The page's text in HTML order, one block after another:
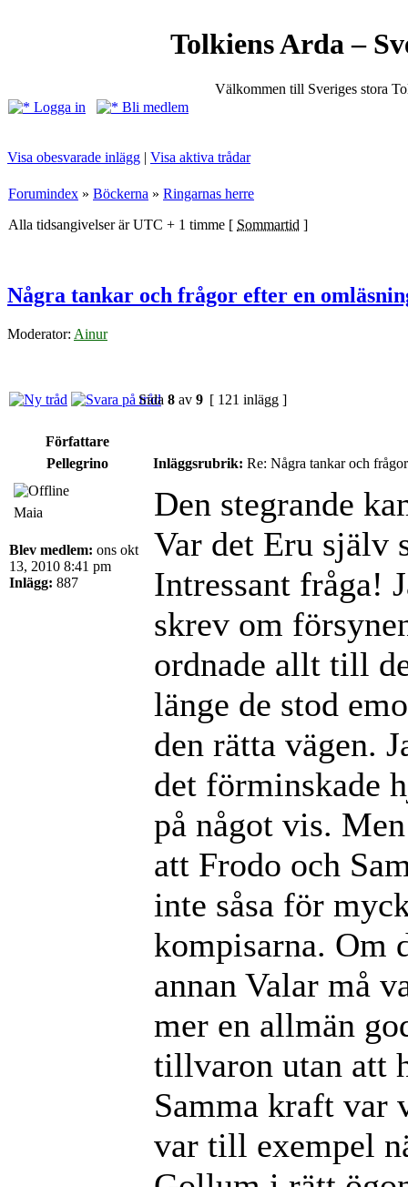
Tolkiens Arda –
Välkommen till Sveriges stora
Logga in
Bli medlem
Visa obesvarade inlägg | Visa aktiva trådar
Forumindex » Böckerna » Ringarnas herre
Alla tidsangivelser är UTC + 1 timme [ Sommartid ]
Några tankar och frågor efter en
Moderator: Ainur
Sida 8 av 9 [ 121 inlägg ]
Författare
Pellegrino
Inläggsrubrik: Re: Några tankar och
Maia
Blev medlem: ons okt
13, 2010 8:41 pm
Inlägg: 887
Den stegrande
Var det Eru själv
Intressant fråga!
skrev om
ordnade allt till
länge de stod
den rätta vägen.
det förminskade
på något vis.
att Frodo och
inte såsa för
kompisarna. Om
annan Valar må
mer en allmän
tillvaron utan att
Samma kraft var
var till exempel